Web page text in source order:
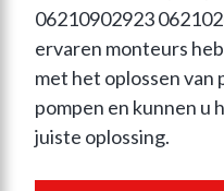
06210902923
ervaren monteurs
met het oplossen van
pompen en kunnen u
juiste oplossing.